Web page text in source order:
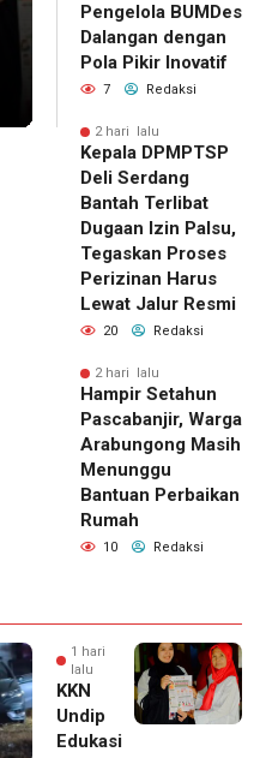
Pengelola BUMDes
Dalangan dengan
Pola Pikir Inovatif
7 Redaksi
2 hari lalu
Kepala DPMPTSP
Deli Serdang
Bantah Terlibat
Dugaan Izin Palsu,
Tegaskan Proses
Perizinan Harus
Lewat Jalur Resmi
20 Redaksi
2 hari lalu
Hampir Setahun
Pascabanjir, Warga
Arabungong Masih
Menunggu
Bantuan Perbaikan
Rumah
10 Redaksi
1 hari
lalu
KKN
Undip
Edukasi